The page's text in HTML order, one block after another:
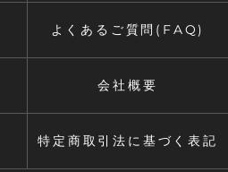
よくあるご質問(FAQ)
会社概要
特定商取引法に基づく表記